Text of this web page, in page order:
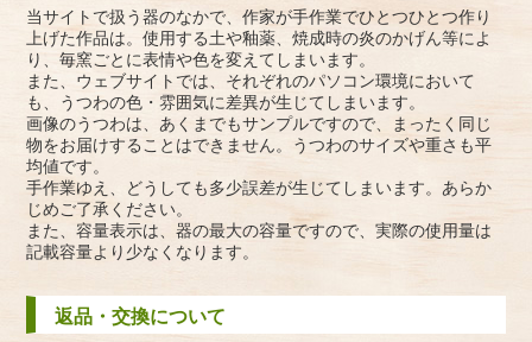
当サイトで扱う器のなかで、作家が手作業でひとつひとつ作り
上げた作品は。使用する土や釉薬、焼成時の炎のかげん等によ
り、毎窯ごとに表情や色を変えてしまいます。
また、ウェブサイトでは、それぞれのパソコン環境において
も、うつわの色・雰囲気に差異が生じてしまいます。
画像のうつわは、あくまでもサンプルですので、まったく同じ
物をお届けすることはできません。うつわのサイズや重さも平
均値です。
手作業ゆえ、どうしても多少誤差が生じてしまいます。あらか
じめご了承ください。
また、容量表示は、器の最大の容量ですので、実際の使用量は
記載容量より少なくなります。
返品・交換について